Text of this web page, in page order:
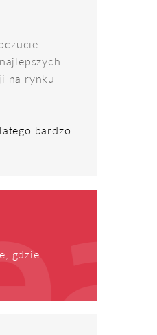
na rynku
bardzo
gdzie